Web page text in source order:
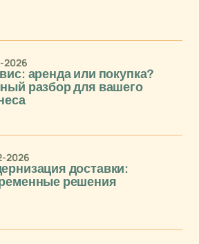
аренда или покупка?
разбор для вашего
2026
доставки:
решения
2026